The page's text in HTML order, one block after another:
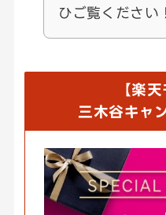
ひご覧ください！
【楽天
三木谷キャ